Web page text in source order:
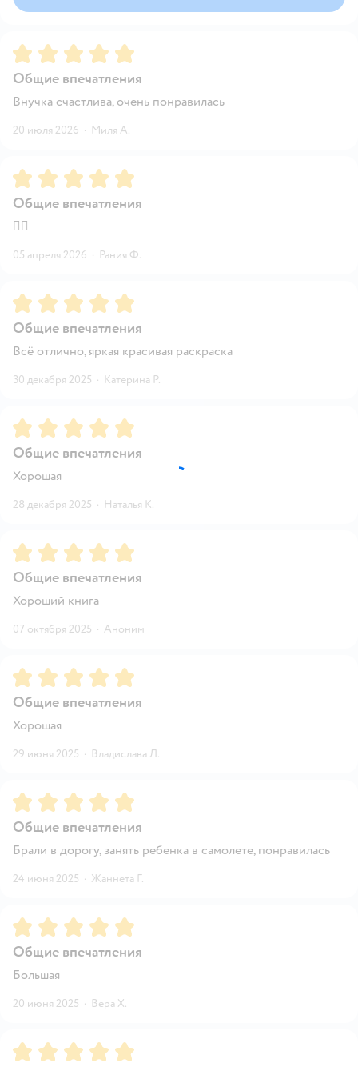
Рейтинг:5
Общие впечатления
Внучка счастлива, очень понравилась
20 июля 2026 · Миля А.
Рейтинг:5
Общие впечатления
👍🏻
05 апреля 2026 · Рания Ф.
Рейтинг:5
Общие впечатления
Всё отлично, яркая красивая раскраска
30 декабря 2025 · Катерина Р.
Рейтинг:5
Общие впечатления
Хорошая
28 декабря 2025 · Наталья К.
Рейтинг:5
Общие впечатления
Хороший книга
07 октября 2025 · Аноним
Рейтинг:5
Общие впечатления
Хорошая
29 июня 2025 · Владислава Л.
Рейтинг:5
Общие впечатления
Брали в дорогу, занять ребенка в самолете, понравилась
24 июня 2025 · Жаннета Г.
Рейтинг:5
Общие впечатления
Большая
20 июня 2025 · Вера Х.
Рейтинг:5